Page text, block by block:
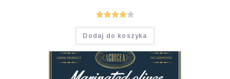
Oceniono
4.00 na 5
Dodaj do koszyka